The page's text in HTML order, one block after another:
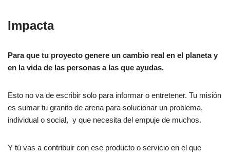
Impacta
Para que tu proyecto genere un cambio real en el planeta y
en la vida de las personas a las que ayudas.
Esto no va de escribir solo para informar o entretener. Tu misión
es sumar tu granito de arena para solucionar un problema,
individual o social, y que necesita del empuje de muchos.
Y tú vas a contribuir con ese producto o servicio en el que